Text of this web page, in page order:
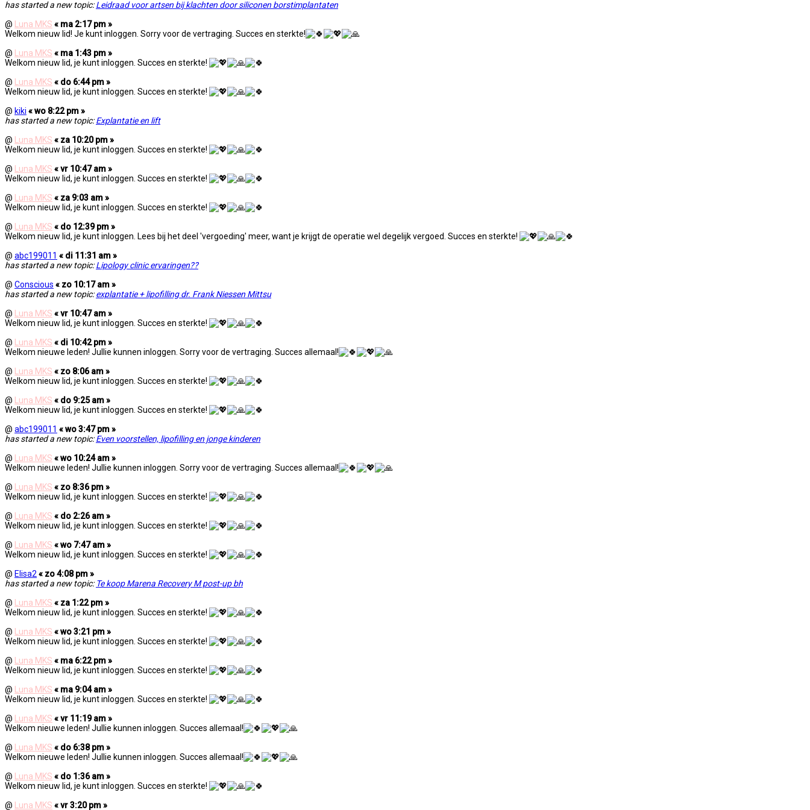
has started a new topic:Leidraad voor artsen bij klachten door siliconen borstimplantaten
@ Luna MKS « ma 2:17 pm »
Welkom nieuw lid! Je kunt inloggen. Sorry voor de vertraging. Succes en sterkte!
@ Luna MKS « ma 1:43 pm »
Welkom nieuw lid, je kunt inloggen. Succes en sterkte!
@ Luna MKS « do 6:44 pm »
Welkom nieuw lid, je kunt inloggen. Succes en sterkte!
@ kiki « wo 8:22 pm »
has started a new topic:Explantatie en lift
@ Luna MKS « za 10:20 pm »
Welkom nieuw lid, je kunt inloggen. Succes en sterkte!
@ Luna MKS « vr 10:47 am »
Welkom nieuw lid, je kunt inloggen. Succes en sterkte!
@ Luna MKS « za 9:03 am »
Welkom nieuw lid, je kunt inloggen. Succes en sterkte!
@ Luna MKS « do 12:39 pm »
Welkom nieuw lid, je kunt inloggen. Lees bij het deel 'vergoeding' meer, want je krijgt de operatie wel degelijk vergoed. Succes en sterkte!
@ abc199011 « di 11:31 am »
has started a new topic:Lipology clinic ervaringen??
@ Conscious « zo 10:17 am »
has started a new topic:explantatie + lipofilling dr. Frank Niessen Mittsu
@ Luna MKS « vr 10:47 am »
Welkom nieuw lid, je kunt inloggen. Succes en sterkte!
@ Luna MKS « di 10:42 pm »
Welkom nieuwe leden! Jullie kunnen inloggen. Sorry voor de vertraging. Succes allemaal!
@ Luna MKS « zo 8:06 am »
Welkom nieuw lid, je kunt inloggen. Succes en sterkte!
@ Luna MKS « do 9:25 am »
Welkom nieuw lid, je kunt inloggen. Succes en sterkte!
@ abc199011 « wo 3:47 pm »
has started a new topic:Even voorstellen, lipofilling en jonge kinderen
@ Luna MKS « wo 10:24 am »
Welkom nieuwe leden! Jullie kunnen inloggen. Sorry voor de vertraging. Succes allemaal!
@ Luna MKS « zo 8:36 pm »
Welkom nieuw lid, je kunt inloggen. Succes en sterkte!
@ Luna MKS « do 2:26 am »
Welkom nieuw lid, je kunt inloggen. Succes en sterkte!
@ Luna MKS « wo 7:47 am »
Welkom nieuw lid, je kunt inloggen. Succes en sterkte!
@ Elisa2 « zo 4:08 pm »
has started a new topic: Te koop Marena Recovery M post-up bh
@ Luna MKS « za 1:22 pm »
Welkom nieuw lid, je kunt inloggen. Succes en sterkte!
@ Luna MKS « wo 3:21 pm »
Welkom nieuw lid, je kunt inloggen. Succes en sterkte!
@ Luna MKS « ma 6:22 pm »
Welkom nieuw lid, je kunt inloggen. Succes en sterkte!
@ Luna MKS « ma 9:04 am »
Welkom nieuw lid, je kunt inloggen. Succes en sterkte!
@ Luna MKS « vr 11:19 am »
Welkom nieuwe leden! Jullie kunnen inloggen. Succes allemaal!
@ Luna MKS « do 6:38 pm »
Welkom nieuwe leden! Jullie kunnen inloggen. Succes allemaal!
@ Luna MKS « do 1:36 am »
Welkom nieuw lid, je kunt inloggen. Succes en sterkte!
@ Luna MKS « vr 3:20 pm »